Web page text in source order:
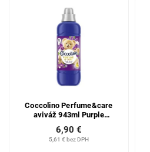
Coccolino Perfume&care
aviváž 943ml Purple
5,61 € bez DPH
6,90 €